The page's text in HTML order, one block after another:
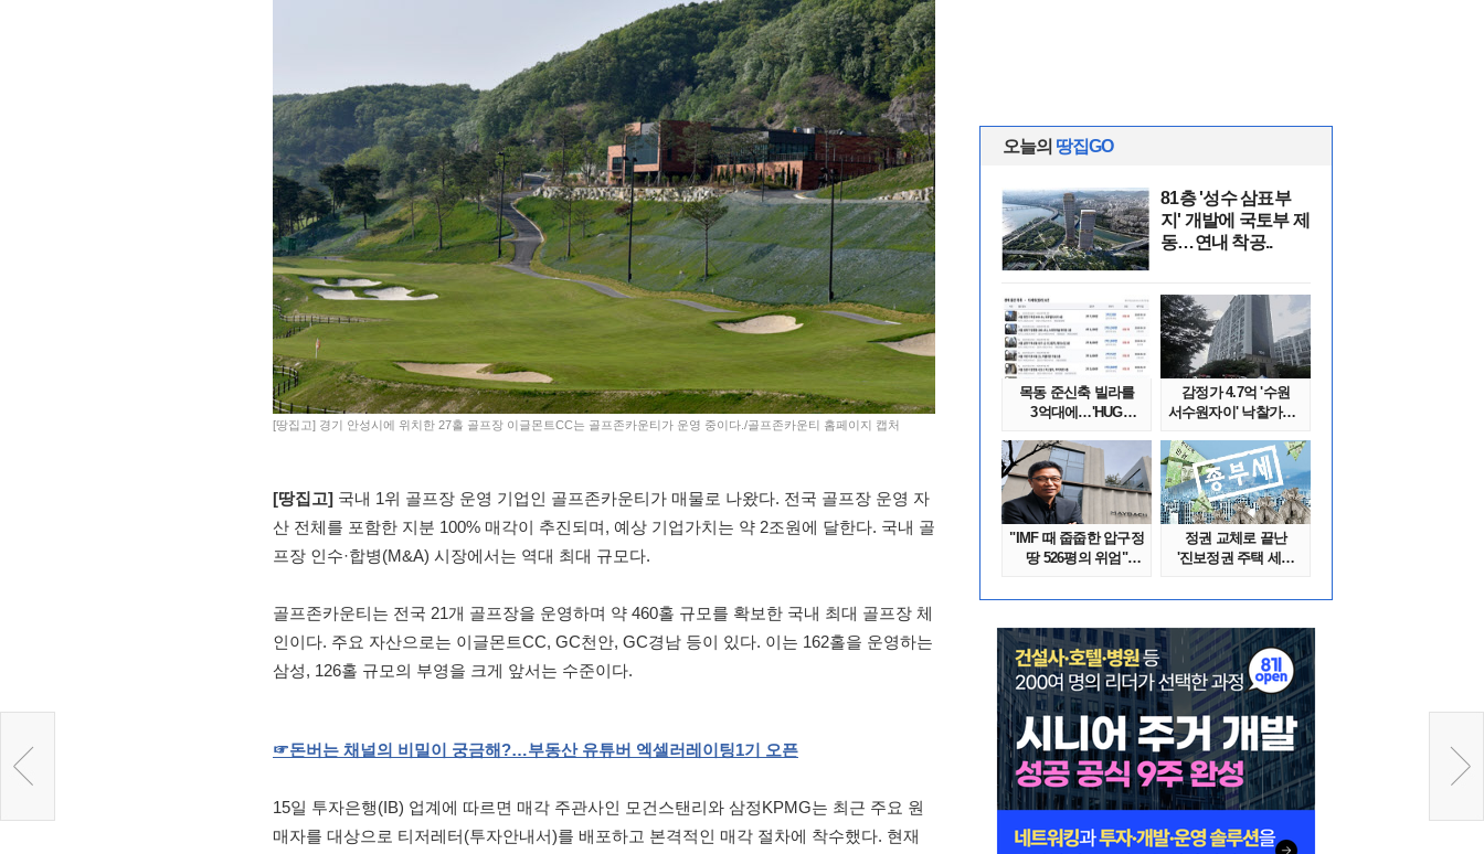
[땅집고] 경기 안성시에 위치한 27홀 골프장 이글몬트CC는 골프존카운티가 운영 중이다./골프존카운티 홈페이지 캡처
[땅집고] 국내 1위 골프장 운영 기업인 골프존카운티가 매물로 나왔다. 전국 골프장 운영 자
산 전체를 포함한 지분 100% 매각이 추진되며, 예상 기업가치는 약 2조원에 달한다. 국내 골
프장 인수·합병(M&A) 시장에서는 역대 최대 규모다.
골프존카운티는 전국 21개 골프장을 운영하며 약 460홀 규모를 확보한 국내 최대 골프장 체
인이다. 주요 자산으로는 이글몬트CC, GC천안, GC경남 등이 있다. 이는 162홀을 운영하는
삼성, 126홀 규모의 부영을 크게 앞서는 수준이다.
☞돈버는 채널의 비밀이 궁금해?…부동산 유튜버 엑셀러레이팅1기 오픈
15일 투자은행(IB) 업계에 따르면 매각 주관사인 모건스탠리와 삼정KPMG는 최근 주요 원
매자를 대상으로 티저레터(투자안내서)를 배포하고 본격적인 매각 절차에 착수했다. 현재
오늘의 땅집GO
81층 '성수 삼표부
지' 개발에 국토부 제
동…연내 착공..
목동 준신축 빌라를
3억대에…'HUG
감정가 4.7억 '수원
서수원자이' 낙찰가는?
"IMF 때 줍줍한 압구정
땅 526평의 위엄"
정권 교체로 끝난
'진보정권 주택 세금